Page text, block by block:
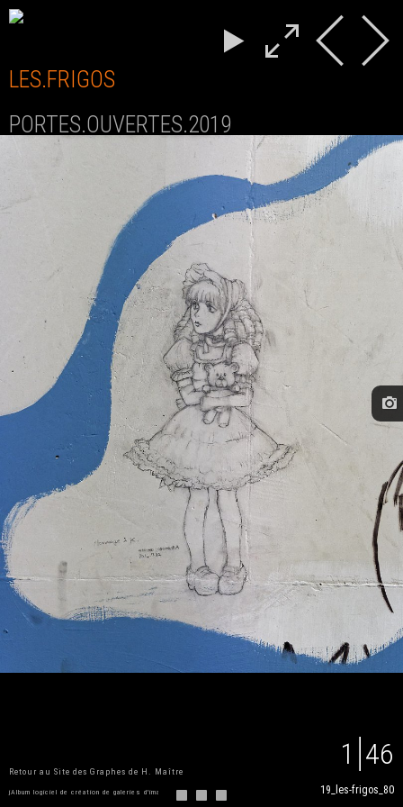
1 46
19_les-frigos_80
LES.FRIGOS
PORTES.OUVERTES.2019
Retour au Site des Graphes de H. Maître
jAlbum logiciel de création de galeries d'images &Fully skin